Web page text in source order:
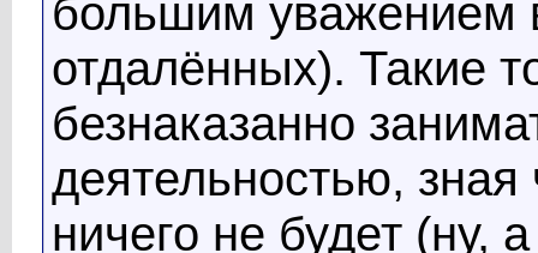
большим уважением
отдалённых). Такие
безнаказанно
деятельностью, зная
ничего не будет (ну,